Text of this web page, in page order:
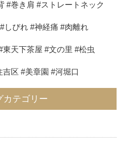
#巻き肩 #ストレートネック
しびれ #神経痛 #肉離れ
天下茶屋 #文の里 #松虫
区 #美章園 #河堀口
カテゴリー